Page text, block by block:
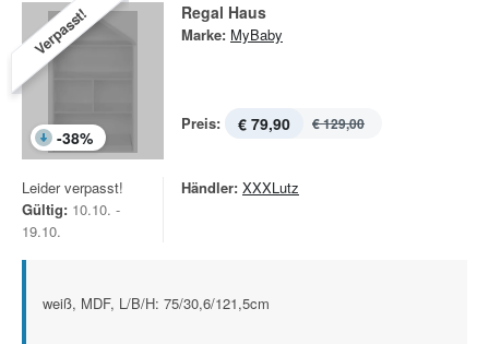
Verpasst!
-38%
Regal Haus
Marke: MyBaby
Preis: € 79,90 € 129,00
Leider verpasst!
Gültig: 10.10. -
19.10.
Händler: XXXLutz
weiß, MDF, L/B/H: 75/30,6/121,5cm